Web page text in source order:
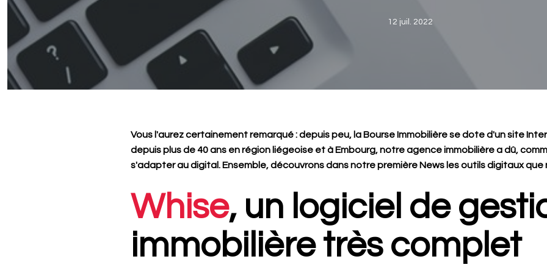
12 juil. 2022
Vous l'aurez certainement remarqué : depuis peu, la Bourse Immobilière se dote d'un site
depuis plus de 40 ans en région liégeoise et à Embourg, notre agence immobilière a dû,
s'adapter au digital. Ensemble, découvrons dans notre première News les outils digitaux
Whise, un logiciel de
immobilière très complet